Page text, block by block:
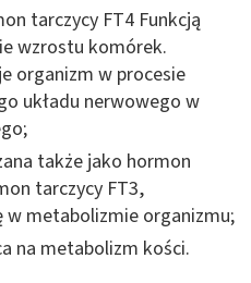
tarczycy FT4 Funkcją
wzrostu komórek.
organizm w procesie
układu nerwowego w
także jako hormon
tarczycy FT3,
metabolizmie organizmu;
na metabolizm kości.